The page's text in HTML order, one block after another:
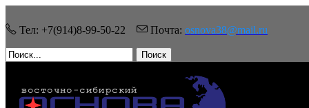
Тел: +7(914)8-99-50-22 Почта: osnova38@mail.ru
Поиск